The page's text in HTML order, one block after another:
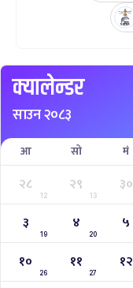
क्यालेन्डर
साउन २०८३
आ सो मं
२८
12
२९
13
३०
३
19
४
20
५
१०
26
११
27
१२